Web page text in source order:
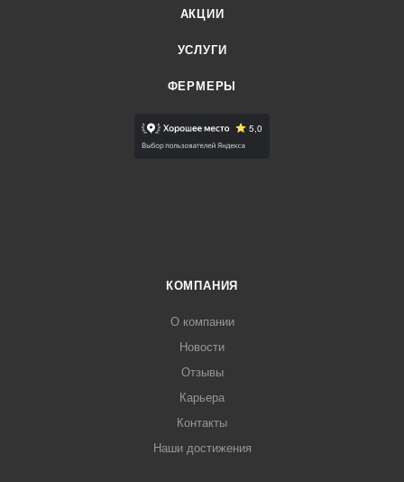
АКЦИИ
УСЛУГИ
ФЕРМЕРЫ
КОМПАНИЯ
О компании
Новости
Отзывы
Карьера
Контакты
Наши достижения